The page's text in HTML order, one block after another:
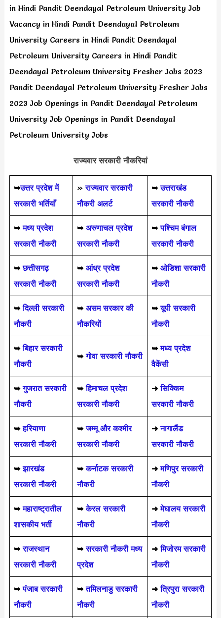
in Hindi Pandit Deendayal Petroleum University Job
Vacancy in Hindi Pandit Deendayal Petroleum
University Careers in Hindi Pandit Deendayal
Petroleum University Careers in Hindi Pandit
Deendayal Petroleum University Fresher Jobs 2023
Pandit Deendayal Petroleum University Fresher Jobs
2023 Job Openings in Pandit Deendayal Petroleum
University Job Openings in Pandit Deendayal
Petroleum University Jobs
राज्यवार सरकारी नौकरियां
➥उत्तर प्रदेश में
सरकारी भर्तियाँ
»राज्यवार सरकारी
नौकरी अलर्ट
➥ उत्तराखंड
सरकारी नौकरी
➥ मध्य प्रदेश
सरकारी नौकरी
➥ अरुणाचल प्रदेश
सरकारी नौकरी
➥ पश्चिम बंगाल
सरकारी नौकरी
➥ छत्तीसगढ़
सरकारी नौकरी
➥ आंध्र प्रदेश
सरकारी नौकरी
➥ ओडिशा सरकारी
नौकरी
➥ दिल्ली सरकारी
नौकरी
➥ असम सरकार की
नौकरियों
➥ यूपी सरकारी
नौकरी
➥बिहार सरकारी
नौकरी
➥गोवा सरकारी नौकरी
➥ मध्य प्रदेश
वैकेंसी
➥ गुजरात सरकारी
नौकरी
➥हिमाचल प्रदेश
सरकारी नौकरी
➜ सिक्किम
सरकारी नौकरी
➥हरियाणा
सरकारी नौकरी
➥जम्मू और कश्मीर
सरकारी नौकरी
➜ नागालैंड
सरकारी नौकरी
➥ झारखंड
सरकारी नौकरी
➥ कर्नाटक सरकारी
नौकरी
➜ मणिपुर सरकारी
नौकरी
➥ महाराष्ट्रातील
शासकीय भर्ती
➥ केरल सरकारी
नौकरी
➜ मेघालय सरकारी
नौकरी
➥ राजस्थान
सरकारी नौकरी
➥सरकारी नौकरी मध्य
प्रदेश
➜मिजोरम सरकारी
नौकरी
➥ पंजाब सरकारी
नौकरी
➥ तमिलनाडु सरकारी
नौकरी
➜ त्रिपुरा सरकारी
नौकरी